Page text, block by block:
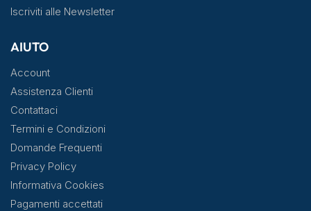
Iscriviti alle Newsletter
AIUTO
Account
Assistenza Clienti
Contattaci
Termini e Condizioni
Domande Frequenti
Privacy Policy
Informativa Cookies
Pagamenti accettati